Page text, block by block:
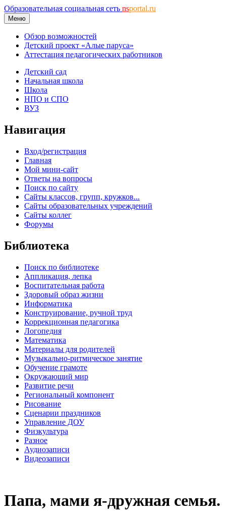
Образовательная социальная сеть nsportal.ru
Меню
Обзор возможностей
Детский проект «Алые паруса»
Аттестация педагогических работников
Детский сад
Начальная школа
Школа
НПО и СПО
ВУЗ
Навигация
Вход/регистрация
Главная
Мой мини-сайт
Ответы на вопросы
Поиск по сайту
Сайты классов, групп, кружков...
Сайты образовательных учреждений
Сайты коллег
Форумы
Библиотека
Поиск по библиотеке
Аппликация, лепка
Воспитательная работа
Здоровый образ жизни
Информатика
Конструирование, ручной труд
Коррекционная педагогика
Логопедия
Математика
Материалы для родителей
Музыкально-ритмическое занятие
Обучение грамоте
Окружающий мир
Развитие речи
Региональный компонент
Рисование
Сценарии праздников
Управление ДОУ
Физкультура
Разное
Аудиозаписи
Видеозаписи
Папа, мами я-дружная семья.